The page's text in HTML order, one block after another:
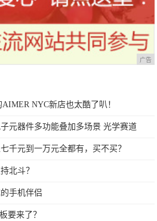
广告
AIMER NYC新店也太酷了叭！
元器件多功能叠加多场景 光学赛道
千元到一万元全都有，买不买？
北斗？
手机伴侣
要来了？